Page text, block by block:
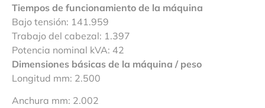
Tiempos de funcionamiento de la máquina
Bajo tensión: 141.959
Trabajo del cabezal: 1.397
Potencia nominal kVA: 42
Dimensiones básicas de la máquina / peso
Longitud mm: 2.500
Anchura mm: 2.002